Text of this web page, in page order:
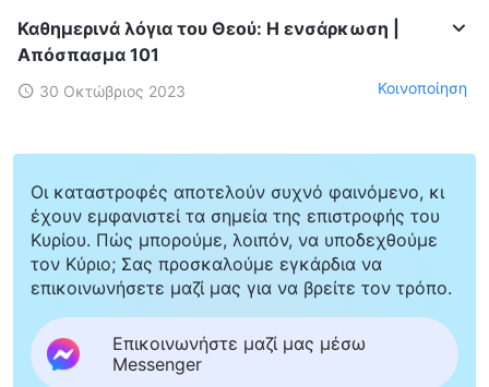
Καθημερινά λόγια του Θεού: Η ενσάρκωση |
Απόσπασμα 101
30 Οκτώβριος 2023 Κοινοποίηση
Οι καταστροφές αποτελούν συχνό φαινόμενο, κι
έχουν εμφανιστεί τα σημεία της επιστροφής του
Κυρίου. Πώς μπορούμε, λοιπόν, να υποδεχθούμε
τον Κύριο; Σας προσκαλούμε εγκάρδια να
επικοινωνήσετε μαζί μας για να βρείτε τον τρόπο.
Επικοινωνήστε μαζί μας μέσω
Messenger